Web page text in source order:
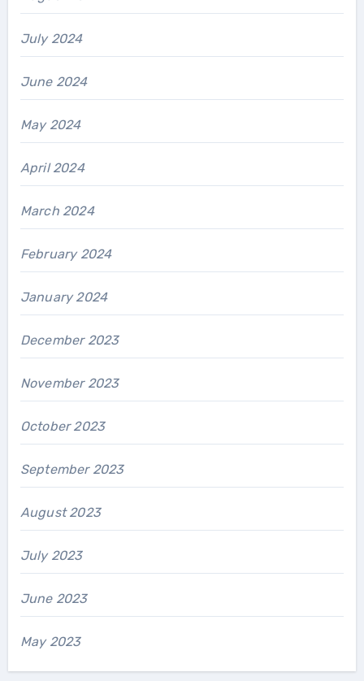
July 2024
June 2024
May 2024
April 2024
March 2024
February 2024
January 2024
December 2023
November 2023
October 2023
September 2023
August 2023
July 2023
June 2023
May 2023